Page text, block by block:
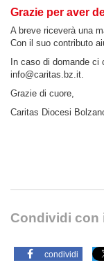
Grazie per aver
A breve riceverà una
Con il suo contributo
In caso di domande
info@caritas.bz.it.
Grazie di cuore,
Caritas Diocesi
Condividi con
condividi